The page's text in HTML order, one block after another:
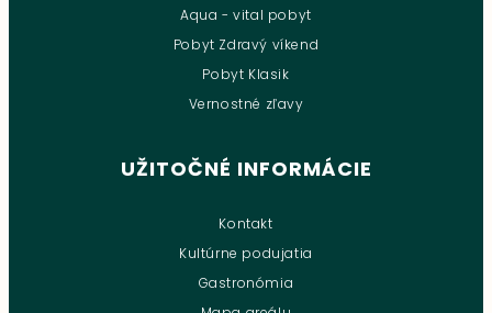
Aqua - vital pobyt
Pobyt Zdravý víkend
Pobyt Klasik
Vernostné zľavy
UŽITOČNÉ INFORMÁCIE
Kontakt
Kultúrne podujatia
Gastronómia